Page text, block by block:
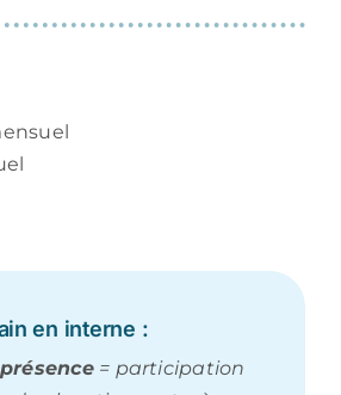
en interne :
= participation